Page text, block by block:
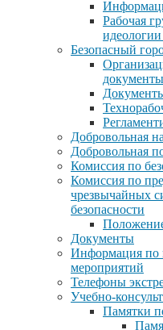
Рабочая
Безопасный
документы
Добровольная
Добровольная
Комиссия по
Комиссия по
чрезвычайных
безопасности
Документы
Информация по
мероприятий
Телефоны
Учебно-
Памятки